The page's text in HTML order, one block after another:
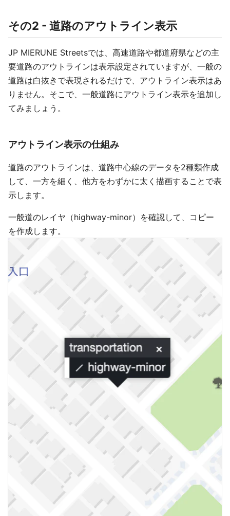
その2 - 道路のアウトライン表示
JP MIERUNE Streetsでは、高速道路や都道府県などの主
要道路のアウトラインは表示設定されていますが、一般の
道路は白抜きで表現されるだけで、アウトライン表示はあ
りません。そこで、一般道路にアウトライン表示を追加し
てみましょう。
アウトライン表示の仕組み
道路のアウトラインは、道路中心線のデータを2種類作成
して、一方を細く、他方をわずかに太く描画することで表
示します。
一般道のレイヤ（highway-minor）を確認して、コピー
を作成します。